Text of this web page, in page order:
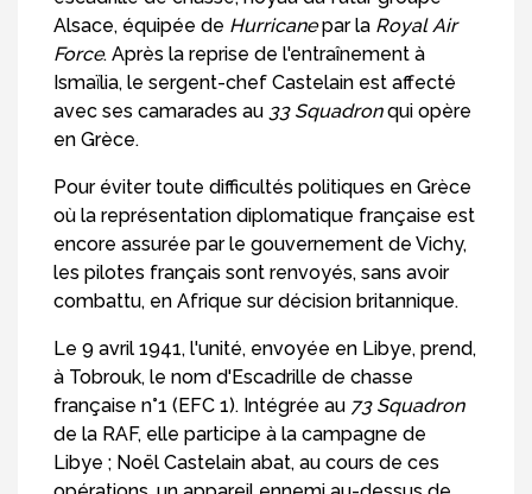
Alsace, équipée de Hurricanepar la Royal Air
Force. Après la reprise de l'entraînement à
Ismaïlia, le sergent-chef Castelain est affecté
avec ses camarades au 33 Squadronqui opère
en Grèce.
Pour éviter toute difficultés politiques en Grèce
où la représentation diplomatique française est
encore assurée par le gouvernement de Vichy,
les pilotes français sont renvoyés, sans avoir
combattu, en Afrique sur décision britannique.
Le 9 avril 1941, l'unité, envoyée en Libye, prend,
à Tobrouk, le nom d'Escadrille de chasse
française n°1 (EFC 1). Intégrée au 73 Squadron
de la RAF, elle participe à la campagne de
Libye ; Noël Castelain abat, au cours de ces